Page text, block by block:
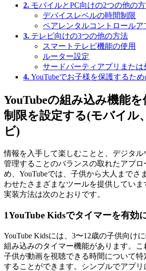
2. モバイルとPC向けの2つの他の
デバイスレベルの時間制限
ペアレンタルコントロールア
3. テレビ向けの3つの他の方法
スマートテレビ機能の使用
ルーター設定
サードパーティアプリまたは
4. YouTubeでお子様を保護するた
YouTubeの組み込み機能
制限を設定する(モバイル
ビ)
情報を入手して楽しむことと、デジタ
管理することのバランスの取れたアプロ
め、YouTubeでは、子供から大人までさ
わせたさまざまなツールを提供してい
実装方法は次のとおりです。
1YouTube Kidsでタイマーを有効
YouTube Kidsには、3〜12歳の子供向け
組み込みのタイマー機能があります。
子供が動画を視聴できる時間について
することができます。シンプルでアプ